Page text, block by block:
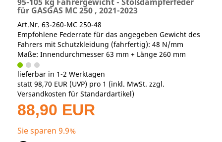
für GASGAS MC 250 , 2021-2023
Art.Nr. 63-260-MC 250-48
Empfohlene Federrate für das angegeben Gewicht des
Fahrers mit Schutzkleidung (fahrfertig): 48 N/mm
Maße: Innendurchmesser 63 mm + Länge 260 mm
lieferbar in 1-2 Werktagen
statt 98,70 EUR (UVP) pro 1 (inkl. MwSt. zzgl.
Versandkosten für Standardartikel)
88,90 EUR
Sie sparen 9.9%